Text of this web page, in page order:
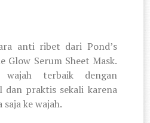
anti ribet dari Pond’s
Glow Serum Sheet Mask.
wajah terbaikdengan
dan praktis sekali karena
ke wajah.